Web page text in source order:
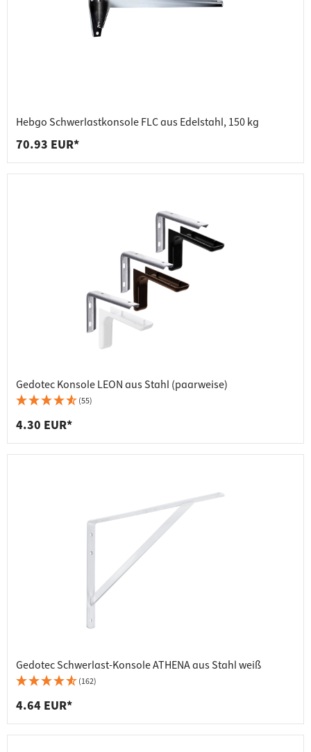
Hebgo Schwerlastkonsole FLC aus Edelstahl, 150 kg
70.93 EUR*
Gedotec Konsole LEON aus Stahl (paarweise)
(55)
4.30 EUR*
Gedotec Schwerlast-Konsole ATHENA aus Stahl weiß
(162)
4.64 EUR*